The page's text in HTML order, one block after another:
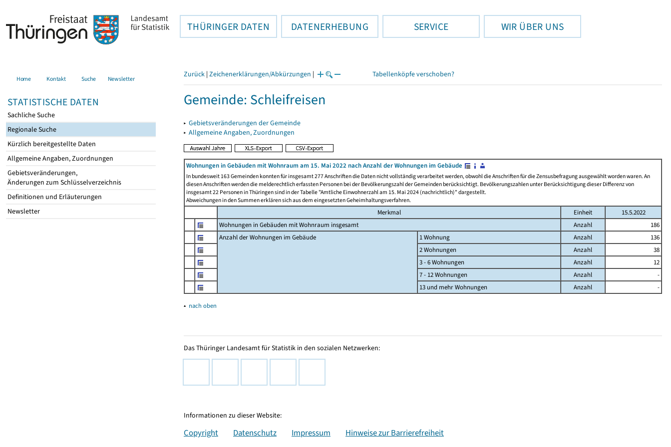
THÜRINGER DATEN DATENERHEBUNG SERVICE WIR ÜBER UNS
Home Kontakt Suche Newsletter
STATISTISCHE DATEN
Sachliche Suche
Regionale Suche
Kürzlich bereitgestellte Daten
Allgemeine Angaben, Zuordnungen
Gebietsveränderungen,
Änderungen zum Schlüsselverzeichnis
Definitionen und Erläuterungen
Newsletter
Zurück | Zeichenerklärungen/Abkürzungen | Tabellenköpfe verschoben?
Gemeinde: Schleifreisen
▸ Gebietsveränderungen der Gemeinde
▸ Allgemeine Angaben, Zuordnungen
Wohnungen in Gebäuden mit Wohnraum am 15. Mai 2022 nach Anzahl der Wohnungen im Gebäude
In bundesweit 163 Gemeinden konnten für insgesamt 277 Anschriften die Daten nicht vollständig verarbeitet werden, obwohl die Anschriften für die Zensusbefragung ausgewählt worden waren. An
diesen Anschriften werden die melderechtlich erfassten Personen bei der Bevölkerungszahl der Gemeinden berücksichtigt. Bevölkerungszahlen unter Berücksichtigung dieser Differenz von
insgesamt 22 Personen in Thüringen sind in der Tabelle "Amtliche Einwohnerzahl am 15. Mai 2024 (nachrichtlich)" dargestellt.
Abweichungen in den Summen erklären sich aus dem eingesetzten Geheimhaltungsverfahren.
Merkmal Einheit
15.5.2022
Wohnungen in Gebäuden mit Wohnraum insgesamt
Anzahl
186
Anzahl der Wohnungen im Gebäude
1 Wohnung Anzahl
136
2 Wohnungen
Anzahl
38
3 - 6 Wohnungen
Anzahl
12
7 - 12 Wohnungen
Anzahl
-
13 und mehr Wohnungen
Anzahl -
▴ nach oben
Das Thüringer Landesamt für Statistik in den sozialen Netzwerken:
Informationen zu dieser Website:
Copyright Datenschutz Impressum Hinweise zur Barrierefreiheit